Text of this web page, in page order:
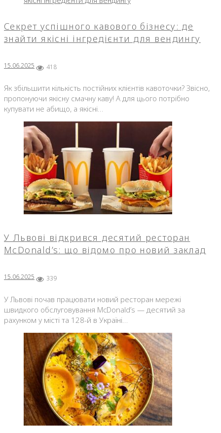
Секрет успішного кавового бізнесу: де
знайти якісні інгредієнти для вендингу
15.06.2025 418
Як збільшити кількість постійних клієнтів кавоточки? Звісно,
пропонуючи якісну смачну каву! А для цього потрібно
купувати не абищо, а якісні…
У Львові відкрився десятий ресторан
McDonald’s: що відомо про новий заклад
15.06.2025 339
У Львові почав працювати новий ресторан мережі
швидкого обслуговування McDonald’s — десятий за
рахунком у місті та 128-й в Україні…